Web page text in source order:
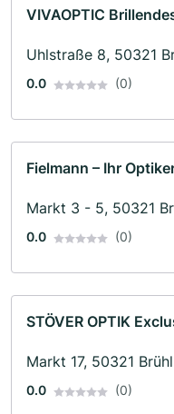
VIVAOPTIC
Uhlstraße 8, 50321
0.0 (0)
Fielmann – Ihr
Markt 3 - 5, 50321
0.0 (0)
STÖVER OPTIK
Markt 17, 50321 Brühl
0.0 (0)